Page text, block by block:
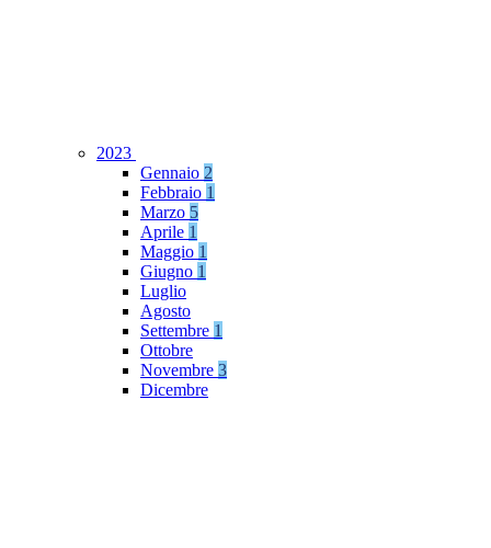
2023
Gennaio 2
Febbraio 1
Marzo 5
Aprile 1
Maggio 1
Giugno 1
Luglio
Agosto
Settembre 1
Ottobre
Novembre 3
Dicembre